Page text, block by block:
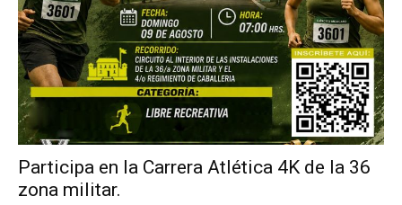
Participa en la Carrera Atlética 4K de la 36
zona militar.